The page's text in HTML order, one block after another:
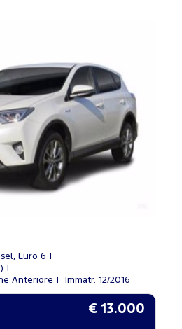
Euro 6
Anteriore
Immatr. 12/2016
€ 13.000